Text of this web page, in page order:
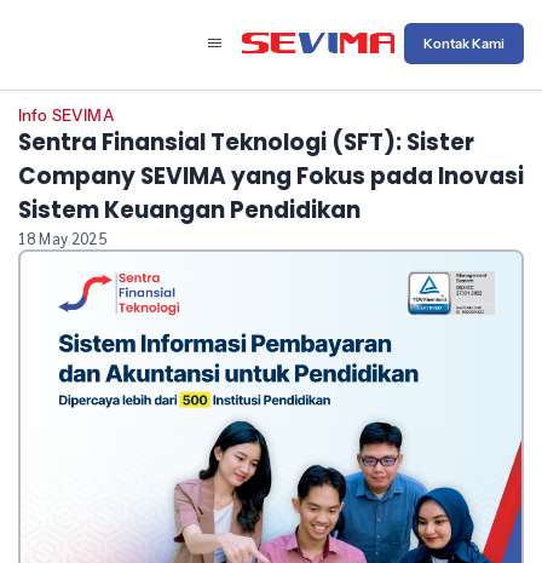
Kontak Kami
Info SEVIMA
Sentra Finansial Teknologi (SFT): Sister
Company SEVIMA yang Fokus pada Inovasi
Sistem Keuangan Pendidikan
18 May 2025